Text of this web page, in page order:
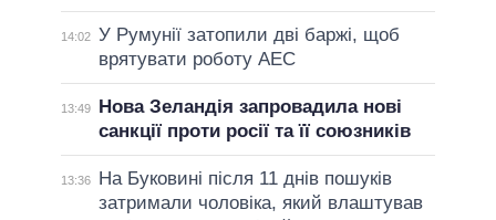
14:02 У Румунії затопили дві баржі, щоб
врятувати роботу АЕС
13:49
Нова Зеландія запровадила нові
санкції проти росії та її союзників
13:36
На Буковині після 11 днів пошуків
затримали чоловіка, який влаштував